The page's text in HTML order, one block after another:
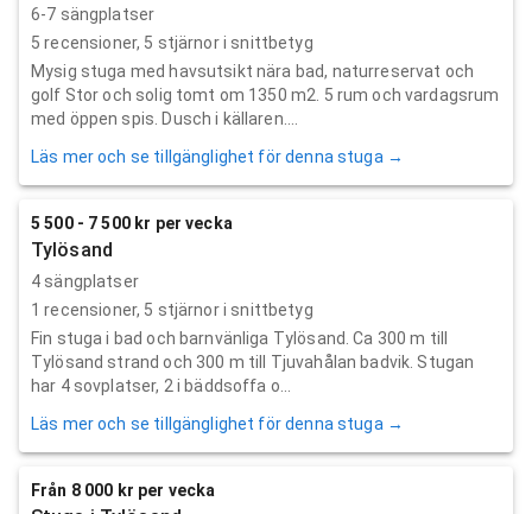
6-7 sängplatser
5 recensioner, 5 stjärnor i snittbetyg
Mysig stuga med havsutsikt nära bad, naturreservat och
golf Stor och solig tomt om 1350 m2. 5 rum och vardagsrum
med öppen spis. Dusch i källaren....
Läs mer och se tillgänglighet för denna stuga →
5 500 - 7 500 kr per vecka
Tylösand
4 sängplatser
1 recensioner, 5 stjärnor i snittbetyg
Fin stuga i bad och barnvänliga Tylösand. Ca 300 m till
Tylösand strand och 300 m till Tjuvahålan badvik. Stugan
har 4 sovplatser, 2 i bäddsoffa o...
Läs mer och se tillgänglighet för denna stuga →
Från 8 000 kr per vecka